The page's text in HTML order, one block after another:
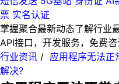
票 实名认证
掌握聚合最新动态了解行业
API接口，开发服务，免费
行业资讯 / 应用程序无法
解决?